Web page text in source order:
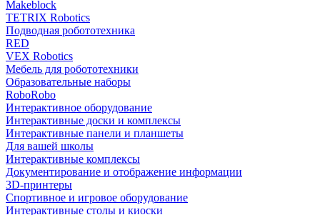
Makeblock
TETRIX Robotics
Подводная робототехника
RED
VEX Robotics
Мебель для робототехники
Образовательные наборы
RoboRobo
Интерактивное оборудование
Интерактивные доски и комплексы
Интерактивные панели и планшеты
Для вашей школы
Интерактивные комплексы
Документирование и отображение информации
3D-принтеры
Спортивное и игровое оборудование
Интерактивные столы и киоски